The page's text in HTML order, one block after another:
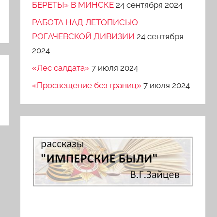
БЕРЕТЫ» В МИНСКЕ 24 сентября 2024
РАБОТА НАД ЛЕТОПИСЬЮ
РОГАЧЕВСКОЙ ДИВИЗИИ 24 сентября
2024
«Лес салдата» 7 июля 2024
«Просвещение без границ» 7 июля 2024